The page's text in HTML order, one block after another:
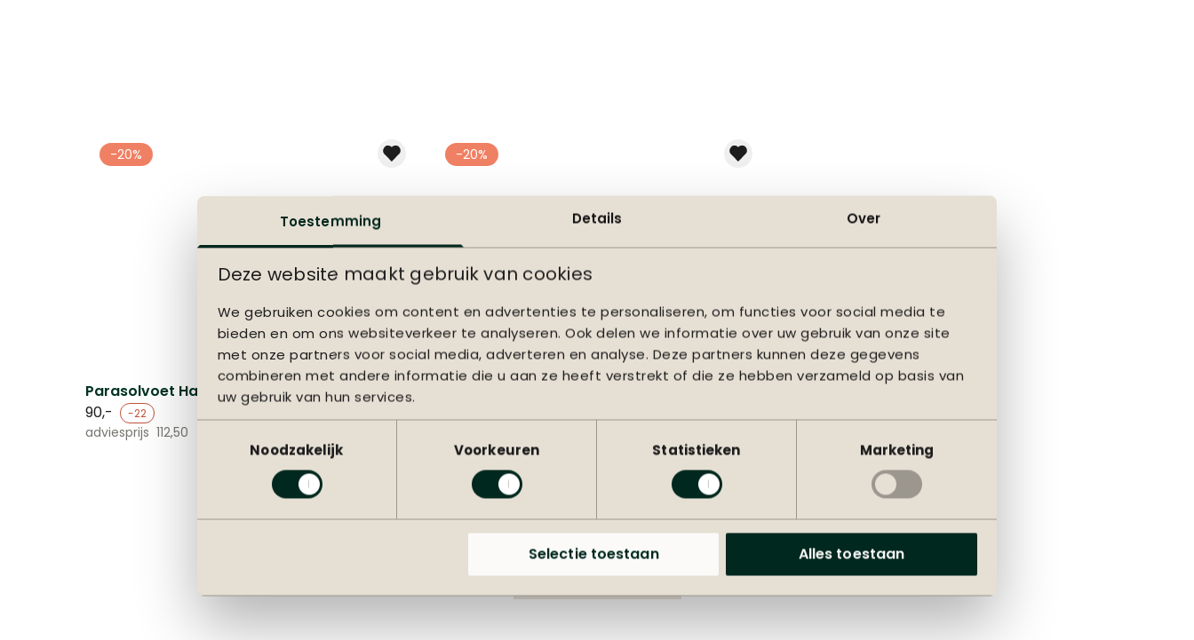
Toestemming Details Over
Deze website maakt gebruik van cookies
We gebruiken cookies om content en advertenties te personaliseren, om functies voor social media te
bieden en om ons websiteverkeer te analyseren. Ook delen we informatie over uw gebruik van onze site
met onze partners voor social media, adverteren en analyse. Deze partners kunnen deze gegevens
combineren met andere informatie die u aan ze heeft verstrekt of die ze hebben verzameld op basis van
uw gebruik van hun services.
Noodzakelijk
Voorkeuren Statistieken Marketing
Selectie toestaan Alles toestaan
Parasolvoet Havana 38kg
90,-
-22
adviesprijs 112,50
-20%
Parasolvoet Palermo 90kg
-55
adviesprijs 275,-
-20%
Alle parasolvoeten